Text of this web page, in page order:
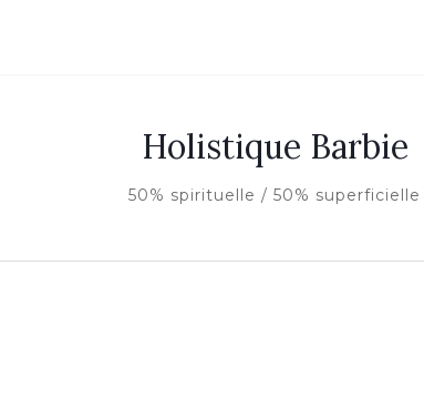
Holistique Barbie
50% spirituelle / 50% superficielle